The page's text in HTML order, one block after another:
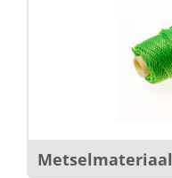
Metselmateriaal